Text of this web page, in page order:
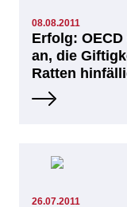
08.08.2011
Erfolg:
an, die
Ratten
26.07.2011